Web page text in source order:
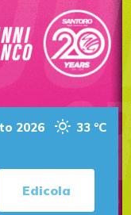
2026 33 °C
Edicola